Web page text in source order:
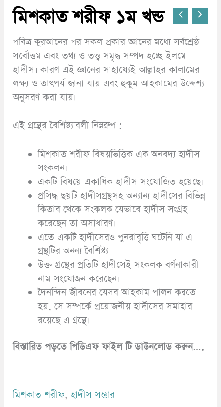
মিশকাত শরীফ ১ম খন্ড
পবিত্র কুরআনের পর সকল প্রকার জ্ঞানের মধ্যে সর্বশ্রেষ্ঠ
সর্বোত্তম এবং তথ্য ও তত্ত্ব সমৃদ্ধ সম্পদ হচ্ছে ইলমে
হাদীস। কারণ এই জ্ঞানের সাহায্যেই আল্লাহর কালামের
লক্ষ্য ও তাৎপর্য জানা যায় এবং হুকুম আহকামের উদ্দেশ্য
অনুসরণ করা যায়।
এই গ্রন্থের বৈশিষ্ট্যাবলী নিম্নরুপ :
মিশকাত শরীফ বিষয়ভিত্তিক এক অনবদ্য হাদীস
সংকলন।
একটি বিষয়ে একাধিক হাদীস সংযোজিত হয়েছে।
প্রসিদ্ধ ছয়টি হাদীসগ্রন্থসহ অন্যান্য হাদীসের বিভিন্ন
কিতাব থেকে সংকলক যেভাবে হাদীস সংগ্রহ
করেছেন তা অসাধারণ।
এতে একটি হাদীসেরও পুনরাবৃত্তি ঘটেনি যা এ
গ্রন্থটির অনন্য বৈশিষ্ট্য।
উক্ত গ্রন্থের প্রতিটি হাদীসেই সংকলক বর্ণনাকারী
নাম সংযোজন করেছেন।
দৈনন্দিন জীবনের যেসব আহকাম পালন করতে
হয়, সে সম্পর্কে প্রয়োজনীয় হাদীসের সমাহার
রয়েছে এ গ্রন্থে।
বিস্তারিত পড়তে পিডিএফ ফাইল টি ডাউনলোড করুন….
মিশকাত শরীফ,হাদীস সম্ভার